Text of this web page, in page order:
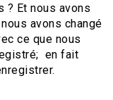
? Et nous avons
avons changé
ce que nous
en fait